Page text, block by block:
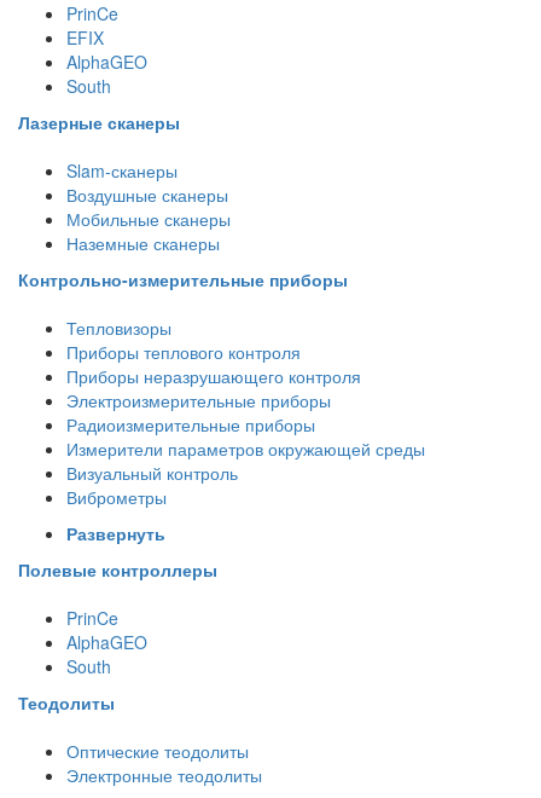
PrinCe
EFIX
AlphaGEO
South
Лазерные сканеры
Slam-сканеры
Воздушные сканеры
Мобильные сканеры
Наземные сканеры
Контрольно-измерительные приборы
Тепловизоры
Приборы теплового контроля
Приборы неразрушающего контроля
Электроизмерительные приборы
Радиоизмерительные приборы
Измерители параметров окружающей среды
Визуальный контроль
Виброметры
Развернуть
Полевые контроллеры
PrinCe
AlphaGEO
South
Теодолиты
Оптические теодолиты
Электронные теодолиты